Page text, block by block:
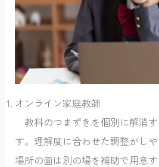
オンライン家庭教師
教科のつまずきを個別に解消
す。理解度に合わせた調整がし
場所の面は別の場を補助で用意す